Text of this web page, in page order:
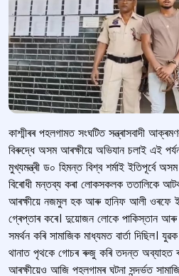
কাশ্মীৰৰ পহলগামত সংঘটিত সন্ত্ৰাসবাদী
বিৰুদ্ধে অসম আৰক্ষীয়ে অভিযান চলাই এই
মুখ্যমন্ত্ৰী ড০ হিমন্ত বিশ্ব শর্মাই ইতিপূর্বে
বিৰোধী মন্তব্য কৰা লোকসকলক ততালিকে
আৰক্ষীয়ে নজমুল হক আৰু হানিফ আলী ওৰফে
গ্ৰেপ্তাৰ কৰে। দুয়োজন লোকে পাকিস্তান
সমৰ্থন কৰি সামাজিক মাধ্যমত বাৰ্তা দিছিল।
থানাত পৃথকে গোচৰ ৰুজু কৰি তদন্ত অব্যাহত
আৰক্ষীয়েও আজি পহলগামৰ ঘটনা সন্দৰ্ভত